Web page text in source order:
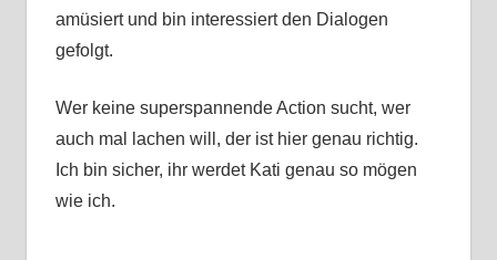
amüsiert und bin interessiert den Dialogen
gefolgt.
Wer keine superspannende Action sucht, wer
auch mal lachen will, der ist hier genau richtig.
Ich bin sicher, ihr werdet Kati genau so mögen
wie ich.